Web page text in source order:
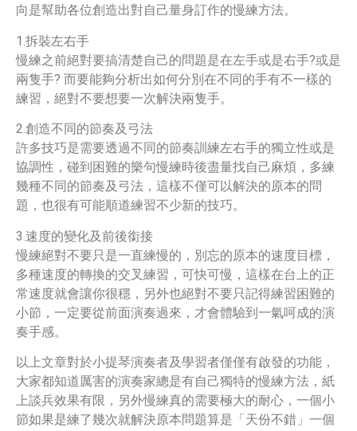
向是幫助各位創造出對自己量身訂作的慢練方法。
1.拆裝左右手
慢練之前絕對要搞清楚自己的問題是在左手或是右手?或是
兩隻手? 而要能夠分析出如何分別在不同的手有不一樣的
練習，絕對不要想要一次解決兩隻手。
2.創造不同的節奏及弓法
許多技巧是需要透過不同的節奏訓練左右手的獨立性或是
協調性，碰到困難的樂句慢練時後盡量找自己麻煩，多練
幾種不同的節奏及弓法，這樣不僅可以解決的原本的問
題，也很有可能順道練習不少新的技巧。
3.速度的變化及前後銜接
慢練絕對不要只是一直練慢的，別忘的原本的速度目標，
多種速度的轉換的交叉練習，可快可慢，這樣在台上的正
常速度就會讓你很穩，另外也絕對不要只記得練習困難的
小節，一定要從前面演奏過來，才會體驗到一氣呵成的演
奏手感。
以上文章對於小提琴演奏者及學習者僅僅有啟發的功能，
大家都知道厲害的演奏家總是有自己獨特的慢練方法，紙
上談兵效果有限，另外慢練真的需要極大的耐心，一個小
節如果是練了幾次就解決原本問題算是「天份不錯」一個